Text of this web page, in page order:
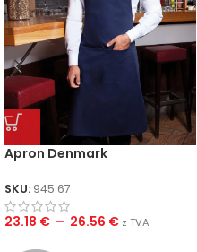
Apron Denmark
SKU: 945.67
23.18 € – 26.56 € z TVA